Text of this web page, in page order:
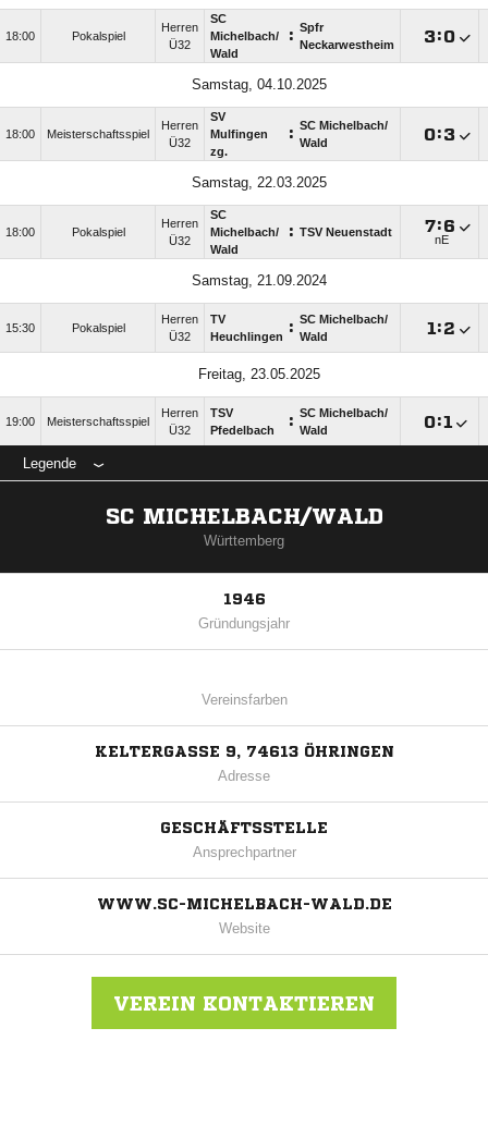
18:00 Pokalspiel
Herren
Ü32
SC
Michelbach/​
Wald
: Spfr
Neckarwestheim
:
Samstag, 04.10.2025
18:00 Meisterschaftsspiel
Herren
Ü32
SV
Mulfingen
zg.
: SC Michelbach/​
Wald
:
Samstag, 22.03.2025
18:00 Pokalspiel
Herren
Ü32
SC
Michelbach/​
Wald
: TSV Neuenstadt :
nE
Samstag, 21.09.2024
15:30 Pokalspiel
Herren
Ü32
TV
Heuchlingen : SC Michelbach/​
Wald
:
Freitag, 23.05.2025
19:00 Meisterschaftsspiel
Herren
Ü32
TSV
Pfedelbach
: SC Michelbach/​
Wald
:
Legende
SC MICHELBACH/WALD
Württemberg
1946
Gründungsjahr
Vereinsfarben
KELTERGASSE 9, 74613 ÖHRINGEN
Adresse
GESCHÄFTSSTELLE
Ansprechpartner
WWW.SC-MICHELBACH-WALD.DE
Website
VEREIN KONTAKTIEREN